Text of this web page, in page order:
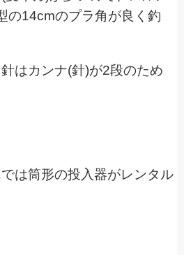
の14cmのプラ角が良く釣
はカンナ(針)が2段のため
は筒形の投入器がレンタル